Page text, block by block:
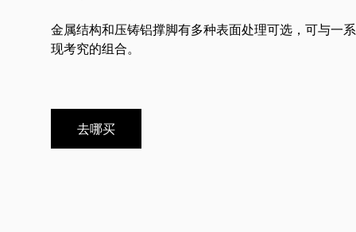
金属结构和压铸铝撑脚有多种表面处理可选，可与一
现考究的组合。
去哪买